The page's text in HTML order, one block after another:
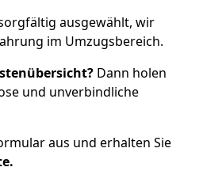
ausgewählt, wir
im Umzugsbereich.
Dann holen
und unverbindliche
aus und erhalten Sie